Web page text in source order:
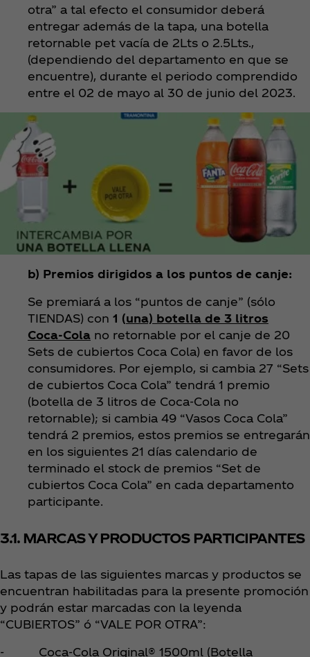
otra” a tal efecto el consumidor deberá
entregar además de la tapa, una botella
retornable pet vacía de 2Lts o 2.5Lts.,
(dependiendo del departamento en que se
encuentre), durante el periodo comprendido
entre el 02 de mayo al 30 de junio del 2023.
b) Premios dirigidos a los puntos de canje:
Se premiará a los “puntos de canje” (sólo
TIENDAS) con 1 (una) botella de 3 litros
Coca‑Cola no retornable por el canje de 20
Sets de cubiertos Coca Cola) en favor de los
consumidores. Por ejemplo, si cambia 27 “Sets
de cubiertos Coca Cola” tendrá 1 premio
(botella de 3 litros de Coca‑Cola no
retornable); si cambia 49 “Vasos Coca Cola”
tendrá 2 premios, estos premios se entregarán
en los siguientes 21 días calendario de
terminado el stock de premios “Set de
cubiertos Coca Cola” en cada departamento
participante.
3.1. MARCAS Y PRODUCTOS PARTICIPANTES
Las tapas de las siguientes marcas y productos se
encuentran habilitadas para la presente promoción
y podrán estar marcadas con la leyenda
“CUBIERTOS” ó “VALE POR OTRA”:
- Coca‑Cola Original® 1500ml (Botella